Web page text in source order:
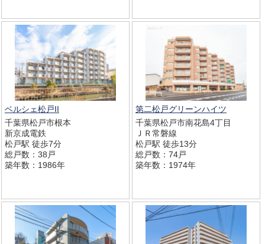
ベルシェ松戸II
千葉県松戸市根本
新京成電鉄
松戸駅 徒歩7分
総戸数：38戸
築年数：1986年
第二松戸グリーンハイツ
千葉県松戸市南花島4丁目
ＪＲ常磐線
松戸駅 徒歩13分
総戸数：74戸
築年数：1974年